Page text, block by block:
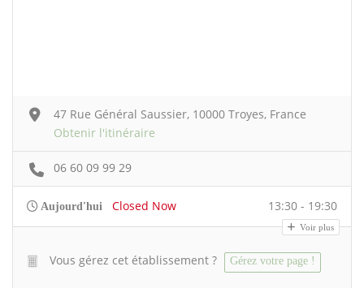
47 Rue Général Saussier, 10000 Troyes, France
Obtenir l'itinéraire
06 60 09 99 29
Aujourd'hui Closed Now 13:30 - 19:30
Voir plus
Vous gérez cet établissement ? Gérez votre page !